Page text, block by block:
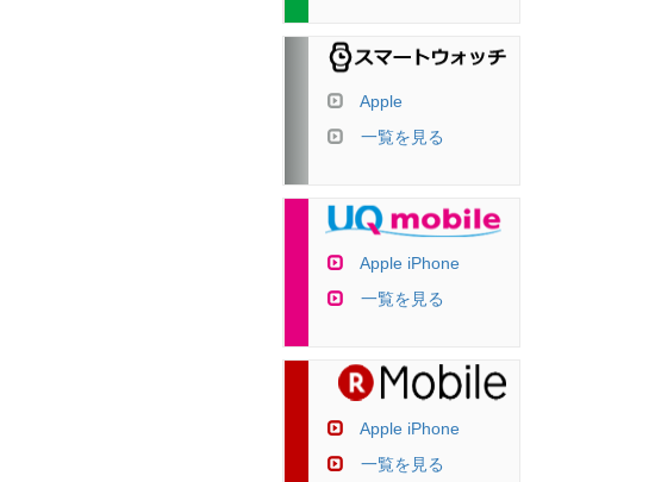
Apple
一覧を見る
Apple iPhone
一覧を見る
Apple iPhone
一覧を見る